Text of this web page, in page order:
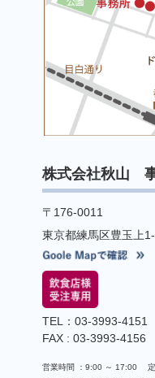
株式会社秋山
〒176-0011
東京都練馬区豊玉上
TEL：03-3993-4151
FAX : 03-3993-4156
営業時間 ：9:00 ～ 17:00 定